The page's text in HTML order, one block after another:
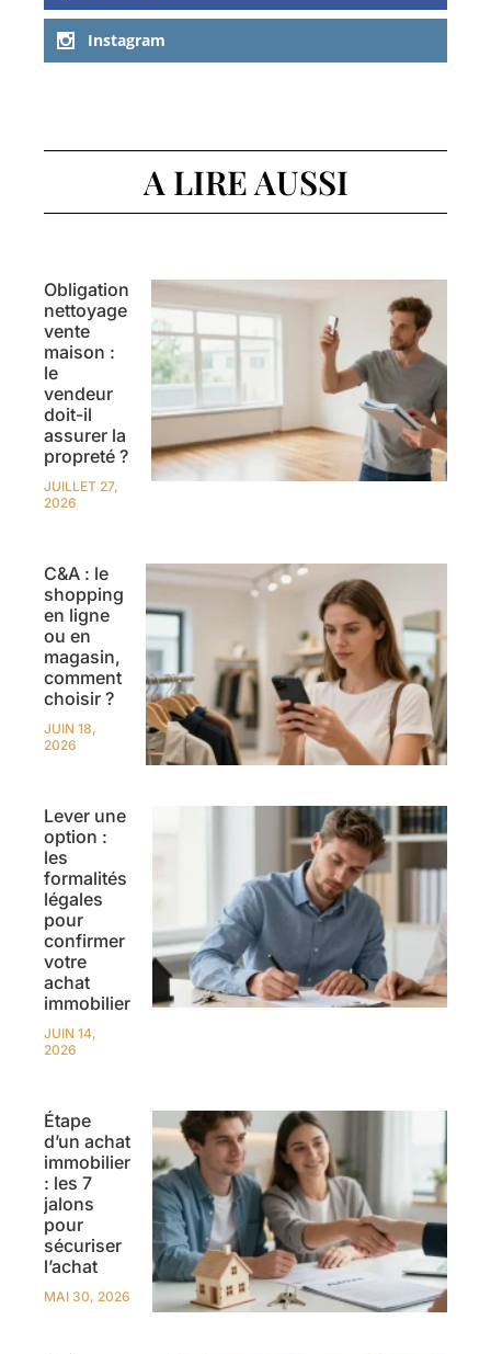
Instagram
A LIRE AUSSI
Obligation
nettoyage
vente
maison :
le
vendeur
doit-il
assurer la
propreté ?
JUILLET 27,
2026
C&A : le
shopping
en ligne
ou en
magasin,
comment
choisir ?
JUIN 18,
2026
Lever une
option :
les
formalités
légales
pour
confirmer
votre
achat
immobilier
JUIN 14,
2026
Étape
d’un achat
immobilier
: les 7
jalons
pour
sécuriser
l’achat
MAI 30, 2026